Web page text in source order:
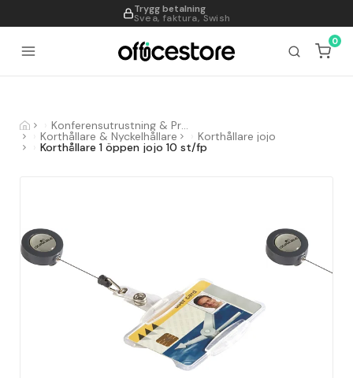
Trygg betalning
Svea, faktura, Swish
995
0
Konferensutrustning & Presentationsutrustning
Korthållare & Nyckelhållare Korthållare jojo
Korthållare 1 öppen jojo 10 st/fp